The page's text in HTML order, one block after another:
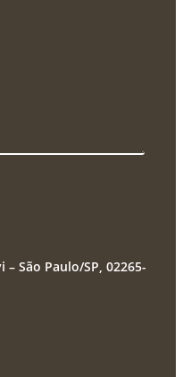
São Paulo/SP, 02265-